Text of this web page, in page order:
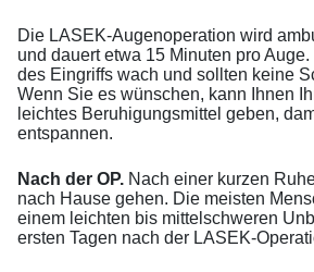
Die LASEK-Augenoperation wird
und dauert etwa 15 Minuten pro
des Eingriffs wach und sollten keine
Wenn Sie es wünschen, kann Ihnen
leichtes Beruhigungsmittel geben,
entspannen.
Nach der OP. Nach einer kurzen
nach Hause gehen. Die meisten
einem leichten bis mittelschweren
ersten Tagen nach der LASEK-